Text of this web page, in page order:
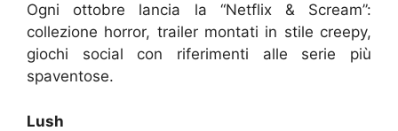
Ogni ottobre lancia la “Netflix & Scream”:
collezione horror, trailer montati in stile creepy,
giochi social con riferimenti alle serie più
spaventose.
Lush